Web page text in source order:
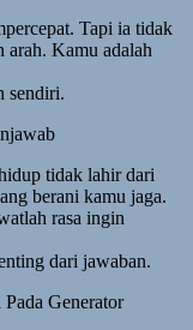
Tapi ia tidak
arah. Kamu adalah
sendiri.
tidak lahir dari
berani kamu jaga.
rasa ingin
dari jawaban.
Generator